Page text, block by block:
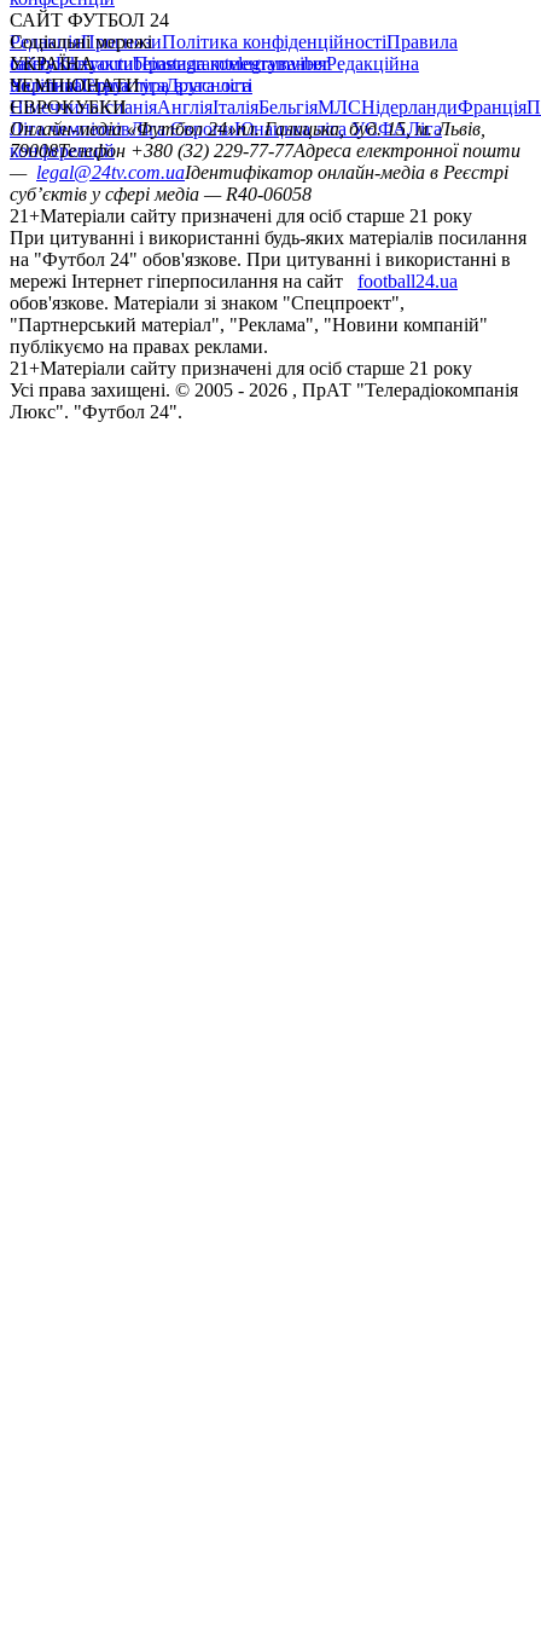
САЙТ ФУТБОЛ 24
РедакціяПрогнозиПолітика конфіденційностіПравила
сайтуКонтактиПравила коментуванняРедакційна
політикаСтруктура власності
Соціальні мережі
facebookxyoutubeinstagramtelegramviber
УКРАЇНА
УкраїнаПерша лігаДруга ліга
ЧЕМПІОНАТИ
НімеччинаІспаніяАнгліяІталіяБельгіяМЛСНідерландиФранція
ЄВРОКУБКИ
Ліга чемпіонівЛіга ЄвропиЮнацька ліга УЄФАЛіга
конференцій
Онлайн-медіа «Футбол 24»пл. Галицька, буд. 15, м. Львів,
79008Телефон +380 (32) 229-77-77Адреса електронної пошти
— legal@24tv.com.uaІдентифікатор онлайн-медіа в Реєстрі
суб’єктів у сфері медіа — R40-06058
21+Матеріали сайту призначені для осіб старше 21 року
При цитуванні і використанні будь-яких матеріалів посилання
на "Футбол 24" обов'язкове. При цитуванні і використанні в
мережі Інтернет гіперпосилання на сайт
football24.ua
обов'язкове. Матеріали зі знаком "Спецпроект",
"Партнерський матеріал", "Реклама", "Новини компаній"
публікуємо на правах реклами.
21+Матеріали сайту призначені для осіб старше 21 року
Усi права захищенi. © 2005 - 2026 , ПрАТ "Телерадіокомпанія
Люкс". "Футбол 24".